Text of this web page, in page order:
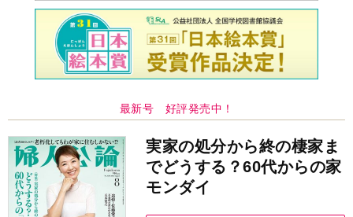
最新号 好評発売中！
実家の処分から終の棲家ま
でどうする？60代からの家
モンダイ